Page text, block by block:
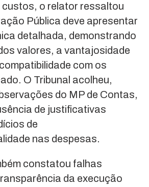
custos, o relator ressaltou
Pública deve apresentar
detalhada, demonstrando
valores, a vantajosidade
com os
O Tribunal acolheu,
do MP de Contas,
de justificativas
de
nas despesas.
constatou falhas
da execução